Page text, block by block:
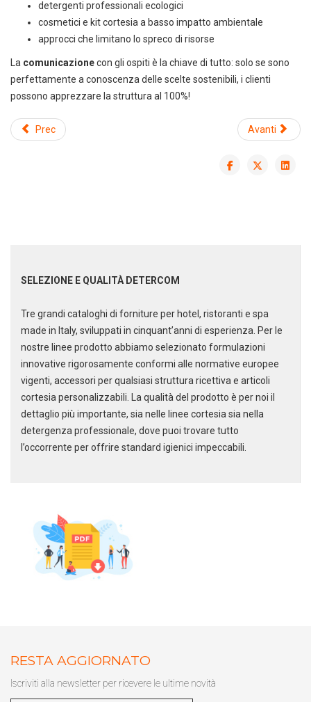
Scarica il catalogo horeca
Forniture per hotel, ristoranti e
spa
Scarica il catalogo cleaning
Soluzioni per la pulizia
professionale
SELEZIONE E QUALITÀ DETERCOM
Tre grandi cataloghi di forniture per hotel, ristoranti e spa
made in Italy, sviluppati in cinquant’anni di esperienza. Per le
nostre linee prodotto abbiamo selezionato formulazioni
innovative rigorosamente conformi alle normative europee
vigenti, accessori per qualsiasi struttura ricettiva e articoli
cortesia personalizzabili. La qualità del prodotto è per noi il
dettaglio più importante, sia nelle linee cortesia sia nella
detergenza professionale, dove puoi trovare tutto
l’occorrente per offrire standard igienici impeccabili.
detergenti professionali ecologici
cosmetici e kit cortesia a basso impatto ambientale
approcci che limitano lo spreco di risorse
La comunicazionecon gli ospiti è la chiave di tutto: solo se sono
perfettamente a conoscenza delle scelte sostenibili, i clienti
possono apprezzare la struttura al 100%!
Prec Avanti
RESTA AGGIORNATO
Iscriviti alla newsletter per ricevere le ultime novità